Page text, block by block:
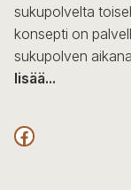
sukupolvelta
konsepti on
sukupolven
lisää...
F